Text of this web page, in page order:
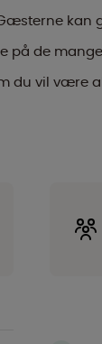
kan
på de
du vil være